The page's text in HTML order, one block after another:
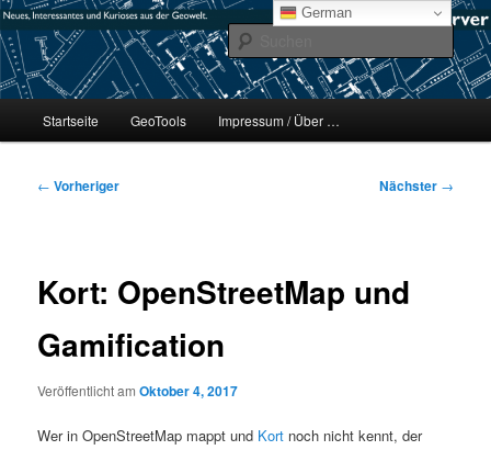
Zum
primären
Inhalt
springen#geoObserver
mikeE's GeoBlog
Startseite GeoTools Impressum / Über …
Beitragsnavigation
← Vorheriger Nächster →
Kort: OpenStreetMap und
Gamification
Veröffentlicht amOktober 4, 2017
Wer in OpenStreetMap mappt und Kort noch nicht kennt, der
German